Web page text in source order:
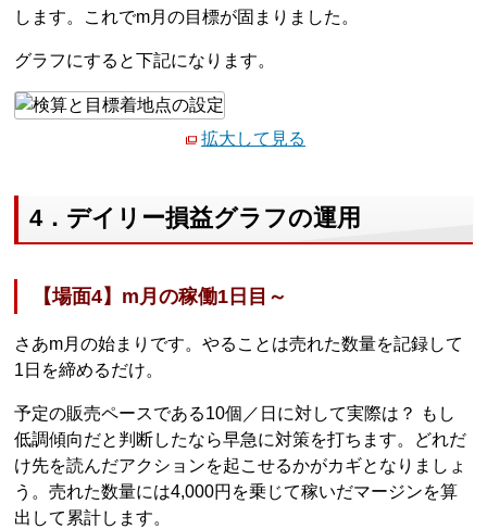
します。これでm月の目標が固まりました。
グラフにすると下記になります。
拡大して見る
4．デイリー損益グラフの運用
【場面4】m月の稼働1日目～
さあm月の始まりです。やることは売れた数量を記録して
1日を締めるだけ。
予定の販売ペースである10個／日に対して実際は？ もし
低調傾向だと判断したなら早急に対策を打ちます。どれだ
け先を読んだアクションを起こせるかがカギとなりましょ
う。売れた数量には4,000円を乗じて稼いだマージンを算
出して累計します。